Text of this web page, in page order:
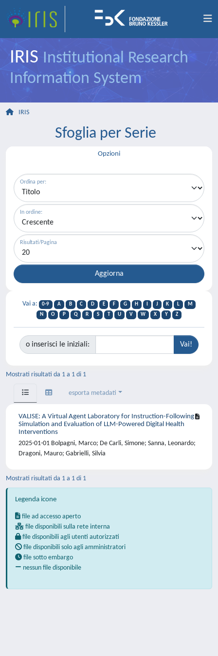
IRIS Institutional Research
Information System
IRIS
Sfoglia per Serie
Opzioni
Ordina per:
In ordine:
Risultati/Pagina
Vai a: 0-9 A B C D E F G H J K L
M
N
O P Q R S T U V W X Y Z
o inserisci le iniziali:
Mostrati risultati da 1 a 1 di 1
esporta metadati
VALISE: A Virtual Agent Laboratory for Instruction-Following
Simulation and Evaluation of LLM-Powered Digital Health
Interventions
2025-01-01 Bolpagni, Marco; De Carli, Simone; Sanna, Leonardo;
Dragoni, Mauro; Gabrielli, Silvia
Mostrati risultati da 1 a 1 di 1
Legenda icone
file ad accesso aperto
file disponibili sulla rete interna
file disponibili agli utenti autorizzati
file disponibili solo agli amministratori
file sotto embargo
nessun file disponibile